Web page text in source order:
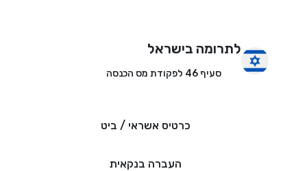
לתרומה בישראל
סעיף 46 לפקודת מס הכנסה
כרטיס אשראי / ביט
העברה בנקאית